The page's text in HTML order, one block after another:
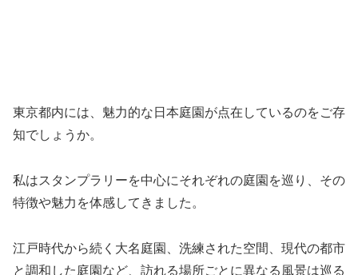
東京都内には、魅力的な日本庭園が点在しているのをご存
知でしょうか。
私はスタンプラリーを中心にそれぞれの庭園を巡り、その
特徴や魅力を体感してきました。
江戸時代から続く大名庭園、洗練された空間、現代の都市
と調和した庭園など、訪れる場所ごとに異なる風景は巡る